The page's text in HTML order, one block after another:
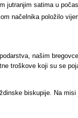
jutranjim satima u
načelnika položilo
našim
troškove koji su se
biskupije. Na